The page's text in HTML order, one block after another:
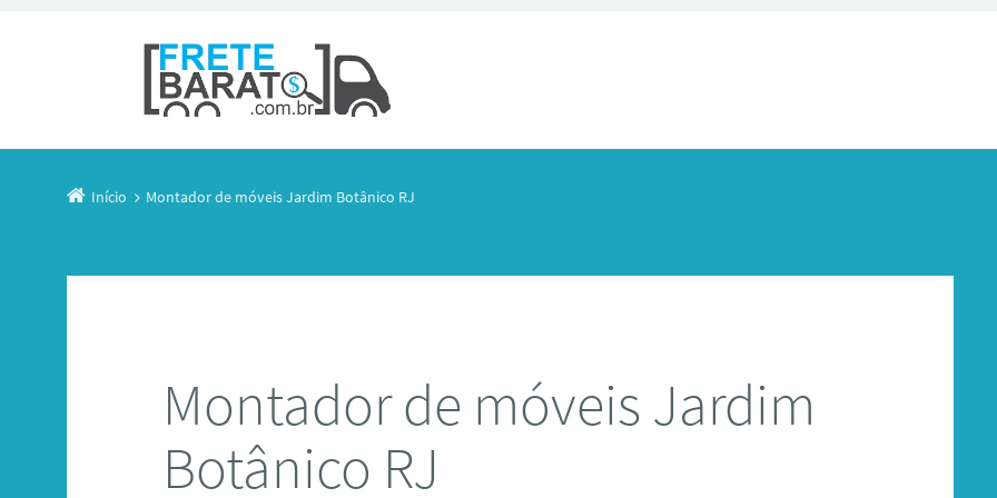
Início Montador de móveis Jardim Botânico RJ
Montador de móveis Jardim
Botânico RJ